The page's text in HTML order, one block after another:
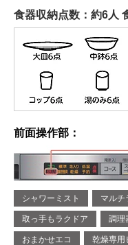
食器収納点数：約6人
前面操作部：
シャワーミスト マルチ
取っ手もラクドア 調理
おまかせエコ 乾燥専用